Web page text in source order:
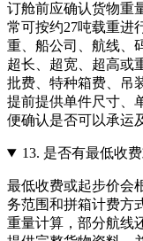
订舱前应确认货物重
常可按约27吨载重进
重、船公司、航线、
超长、超宽、超高或
批费、特种箱费、吊
提前提供单件尺寸、
便确认是否可以承运
13. 是否有最低收
最低收费或起步价会
务范围和拼箱计费方
重量计算，部分航线